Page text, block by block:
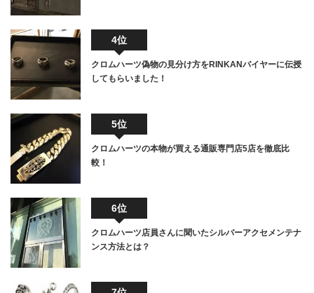
4位
クロムハーツ偽物の見分け方をRINKANバイヤーに伝授
してもらいました！
5位
クロムハーツの本物が買える通販専門店5店を徹底比
較！
6位
クロムハーツ店員さんに聞いたシルバーアクセメンテナ
ンス方法とは？